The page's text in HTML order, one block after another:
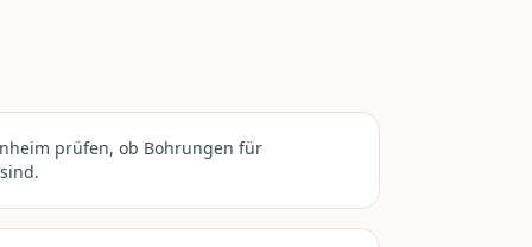
prüfen, ob Bohrungen für